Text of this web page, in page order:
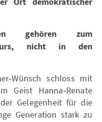
gehören zum
nicht in den
schloss mit
Geist Hanna‑Renate
Gelegenheit für die
Generation stark zu